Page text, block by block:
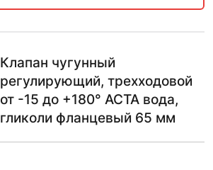
Клапан чугунный
регулирующий, трехходовой
от -15 до +180° АСТА вода,
гликоли фланцевый 65 мм